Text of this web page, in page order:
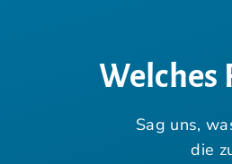
Welches
Sag uns,
die